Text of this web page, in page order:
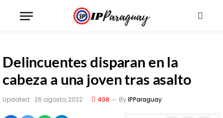
Delincuentes disparan en la
cabeza a una joven tras asalto
Updated: 26 agosto, 2022 498 ByIPParaguay